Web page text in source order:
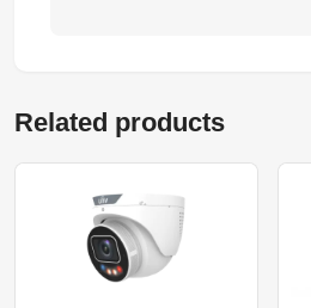
Related products